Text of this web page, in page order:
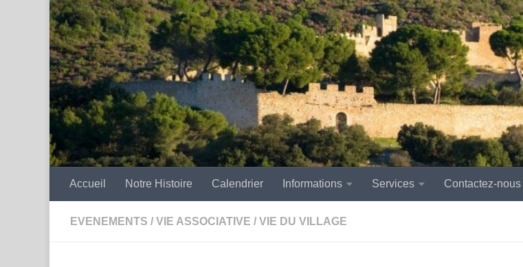
Skip to content
Accueil Notre Histoire Calendrier Informations Services Contactez-nous
EVENEMENTS / VIE ASSOCIATIVE / VIE DU VILLAGE